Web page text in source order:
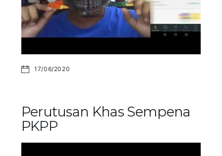
17/06/2020
Perutusan Khas Sempena
PKPP